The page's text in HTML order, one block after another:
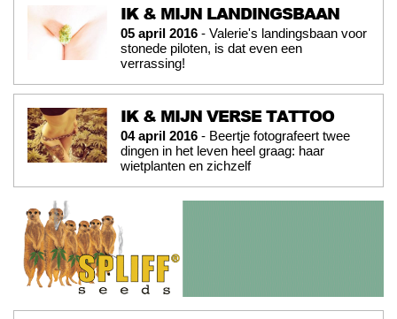
IK & MIJN LANDINGSBAAN
05 april 2016 - Valerie's landingsbaan voor
stonede piloten, is dat even een
verrassing!
IK & MIJN VERSE TATTOO
04 april 2016 - Beertje fotografeert twee
dingen in het leven heel graag: haar
wietplanten en zichzelf